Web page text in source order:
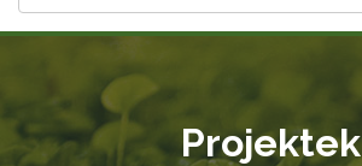
Projektek